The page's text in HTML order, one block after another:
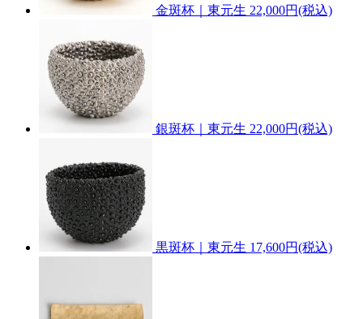
金斑杯｜東元生 22,000円(税込)
銀斑杯｜東元生 22,000円(税込)
黒斑杯｜東元生 17,600円(税込)